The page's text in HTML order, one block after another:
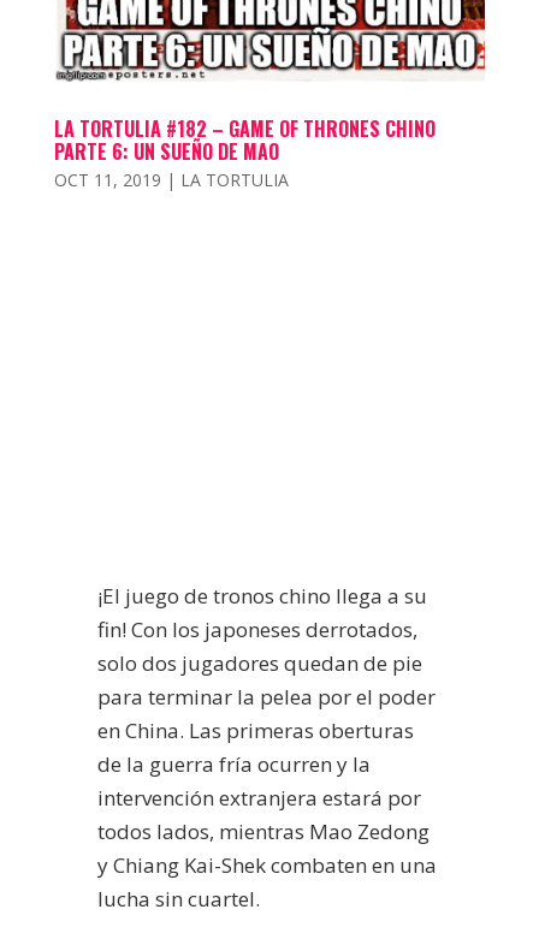
LA TORTULIA #182 – GAME OF THRONES CHINO
PARTE 6: UN SUEÑO DE MAO
OCT 11, 2019 | LA TORTULIA
¡El juego de tronos chino llega a su
fin! Con los japoneses derrotados,
solo dos jugadores quedan de pie
para terminar la pelea por el poder
en China. Las primeras oberturas
de la guerra fría ocurren y la
intervención extranjera estará por
todos lados, mientras Mao Zedong
y Chiang Kai-Shek combaten en una
lucha sin cuartel.